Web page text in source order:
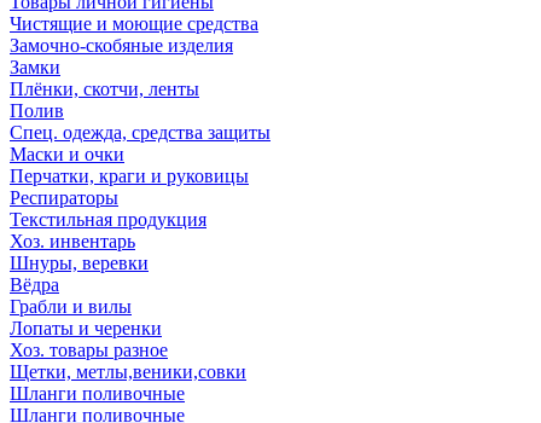
Чистящие и моющие средства
Замочно-скобяные изделия
Замки
Плёнки, скотчи, ленты
Полив
Спец. одежда, средства защиты
Маски и очки
Перчатки, краги и руковицы
Респираторы
Текстильная продукция
Хоз. инвентарь
Шнуры, веревки
Вёдра
Грабли и вилы
Лопаты и черенки
Хоз. товары разное
Щетки, метлы,веники,совки
Шланги поливочные
Шланги поливочные